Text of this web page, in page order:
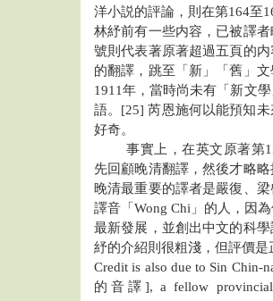
洋小説的評論，則在第164至
林紓前有一些内容，已被譯
號則代表著原著超過五頁的
的翻譯，跳至「新」「舊」
1911年，當時尚未有「新文
語。[25] 芮恩施何以能預知
好奇。
事實上，在英文原著第
先回顧晚清翻譯，然後才略略
晚清最重要的譯者是嚴復、
譯音「Wong Chi」的人，因
最新發展，並創出中文的科
紓的介紹則很粗淺，但評價是
Credit is also due to Sin Chin-
的音譯], a fellow